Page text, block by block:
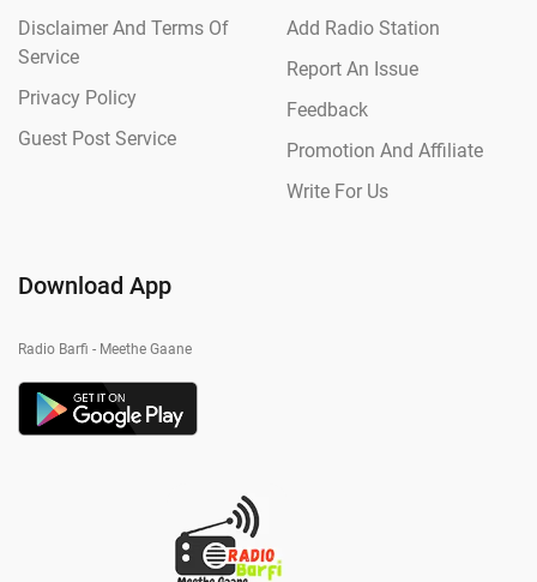
Disclaimer And Terms Of
Service
Privacy Policy
Guest Post Service
Add Radio Station
Report An Issue
Feedback
Promotion And Affiliate
Write For Us
Download App
Radio Barfi - Meethe Gaane